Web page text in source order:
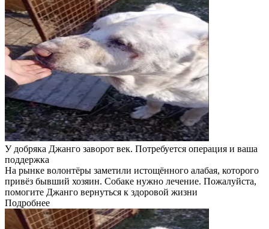
У добряка Джанго заворот век. Потребуется операция и ваша
поддержка
На рынке волонтёры заметили истощённого алабая, которого
привёз бывший хозяин. Собаке нужно лечение. Пожалуйста,
помогите Джанго вернуться к здоровой жизни
Подробнее